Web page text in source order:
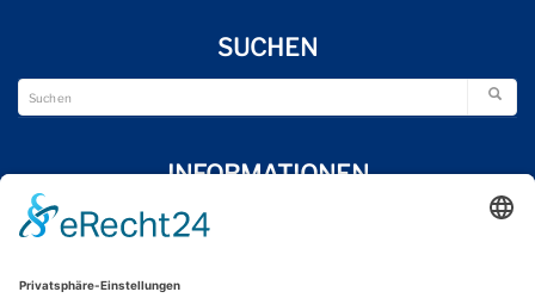
SUCHEN
INFORMATIONEN